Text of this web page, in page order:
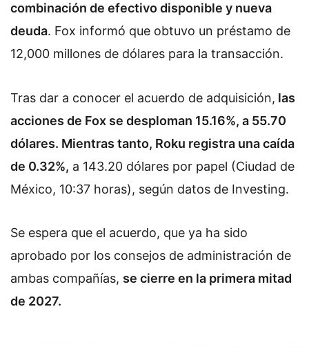
combinación de efectivo disponible y nueva
deuda. Fox informó que obtuvo un préstamo de
12,000 millones de dólares para la transacción.
Tras dar a conocer el acuerdo de adquisición, las
acciones de Fox se desploman 15.16%, a 55.70
dólares. Mientras tanto, Roku registra una caída
de 0.32%, a 143.20 dólares por papel (Ciudad de
México, 10:37 horas), según datos de Investing.
Se espera que el acuerdo, que ya ha sido
aprobado por los consejos de administración de
ambas compañías, se cierre en la primera mitad
de 2027.